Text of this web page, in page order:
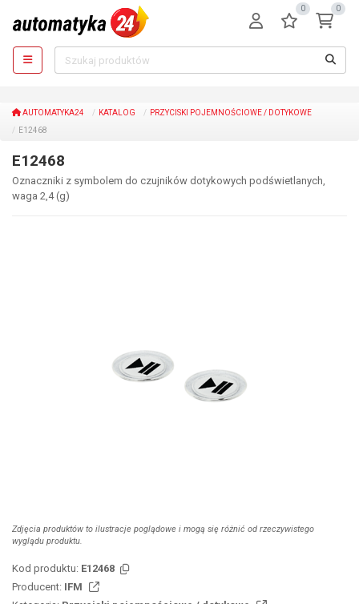
0 0
AUTOMATYKA24 KATALOG
PRZYCISKI POJEMNOŚCIOWE / DOTYKOWE
E12468
E12468
Oznaczniki z symbolem do czujników dotykowych podświetlanych,
waga 2,4 (g)
Zdjęcia produktów to ilustracje poglądowe i mogą się różnić od rzeczywistego
wyglądu produktu.
Kod produktu: E12468
Producent: IFM